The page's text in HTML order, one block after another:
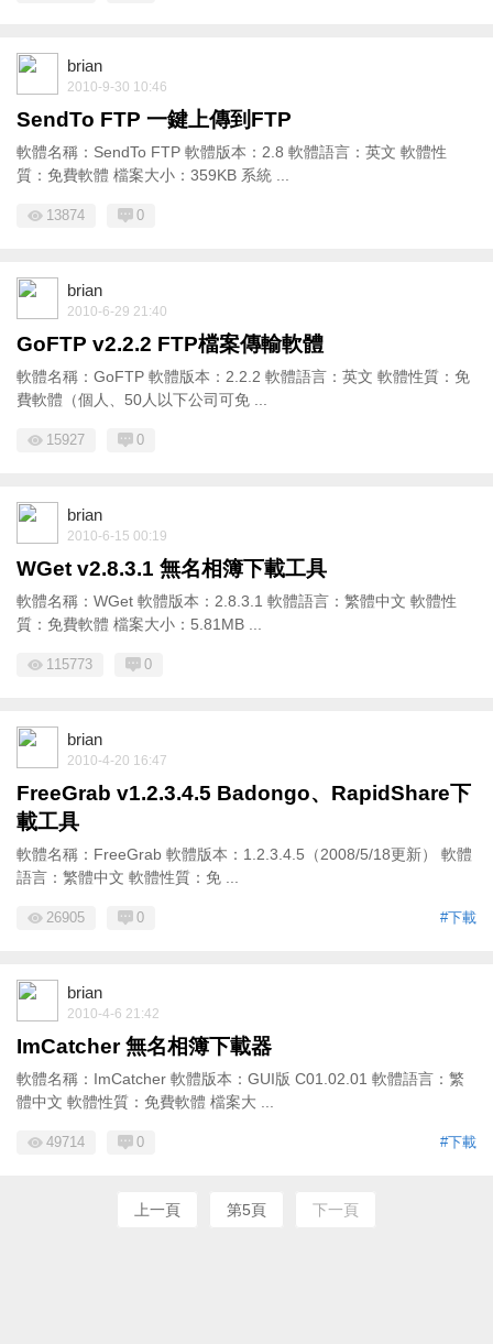
brian
2010-9-30 10:46
SendTo FTP 一鍵上傳到FTP
軟體名稱：SendTo FTP 軟體版本：2.8 軟體語言：英文 軟體性
質：免費軟體 檔案大小：359KB 系統 ...
13874 0
brian
2010-6-29 21:40
GoFTP v2.2.2 FTP檔案傳輸軟體
軟體名稱：GoFTP 軟體版本：2.2.2 軟體語言：英文 軟體性質：免
費軟體（個人、50人以下公司可免 ...
15927 0
brian
2010-6-15 00:19
WGet v2.8.3.1 無名相簿下載工具
軟體名稱：WGet 軟體版本：2.8.3.1 軟體語言：繁體中文 軟體性
質：免費軟體 檔案大小：5.81MB ...
115773 0
brian
2010-4-20 16:47
FreeGrab v1.2.3.4.5 Badongo、RapidShare下
載工具
軟體名稱：FreeGrab 軟體版本：1.2.3.4.5（2008/5/18更新） 軟體
語言：繁體中文 軟體性質：免 ...
#下載
26905 0
brian
2010-4-6 21:42
ImCatcher 無名相簿下載器
軟體名稱：ImCatcher 軟體版本：GUI版 C01.02.01 軟體語言：繁
體中文 軟體性質：免費軟體 檔案大 ...
#下載
49714 0
上一頁 第5頁 下一頁